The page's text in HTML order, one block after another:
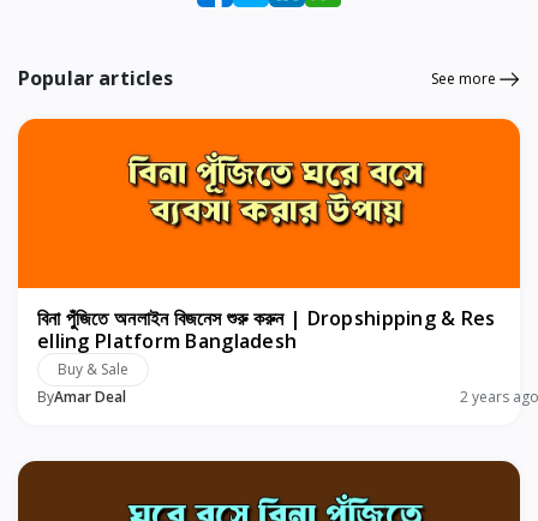
Popular articles See more
বিনা পুঁজিতে অনলাইন বিজনেস শুরু করুন | Dropshipping & Res
elling Platform Bangladesh
Buy & Sale
ByAmar Deal 2 years ago